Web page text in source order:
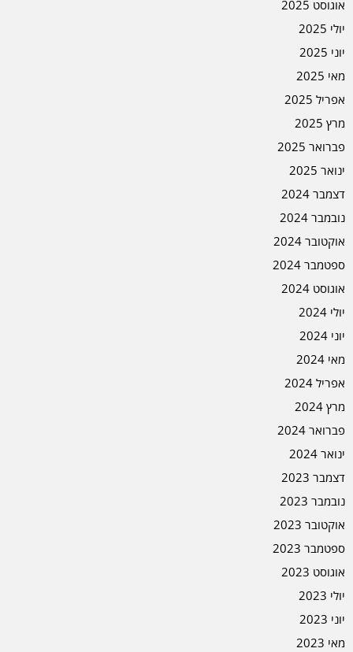
אוגוסט 2025
יולי 2025
יוני 2025
מאי 2025
אפריל 2025
מרץ 2025
פברואר 2025
ינואר 2025
דצמבר 2024
נובמבר 2024
אוקטובר 2024
ספטמבר 2024
אוגוסט 2024
יולי 2024
יוני 2024
מאי 2024
אפריל 2024
מרץ 2024
פברואר 2024
ינואר 2024
דצמבר 2023
נובמבר 2023
אוקטובר 2023
ספטמבר 2023
אוגוסט 2023
יולי 2023
יוני 2023
מאי 2023